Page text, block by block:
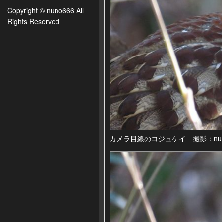
Copyright © nuno666 All
Rights Reserved
カメラ目線のコジュケイ 撮影：